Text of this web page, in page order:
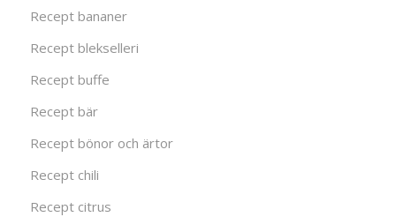
Recept bananer
Recept blekselleri
Recept buffe
Recept bär
Recept bönor och ärtor
Recept chili
Recept citrus